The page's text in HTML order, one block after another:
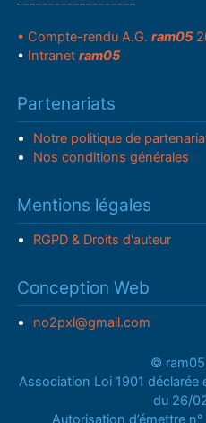
• Compte-rendu A.G.ram05
• Intranetram05
Partenariats
Notre politique de
Nos conditions générales
Mentions légales
RGPD & Droits d'auteur
Conception Web
no2pxl@gmail.com
©
Association Loi 1901 déclarée
du 26/
Autorisation d’émettre